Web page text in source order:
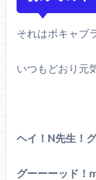
それはボキャブ
いつもどおり元
ヘイ！N先生！
グーーーッド！